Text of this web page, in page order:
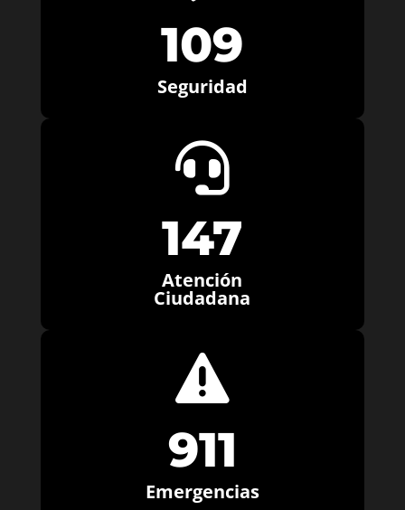
109
Seguridad

147
Atención
Ciudadana

911
Emergencias